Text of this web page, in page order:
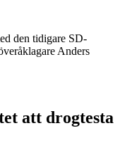
den tidigare SD-
Anders
att drogtesta